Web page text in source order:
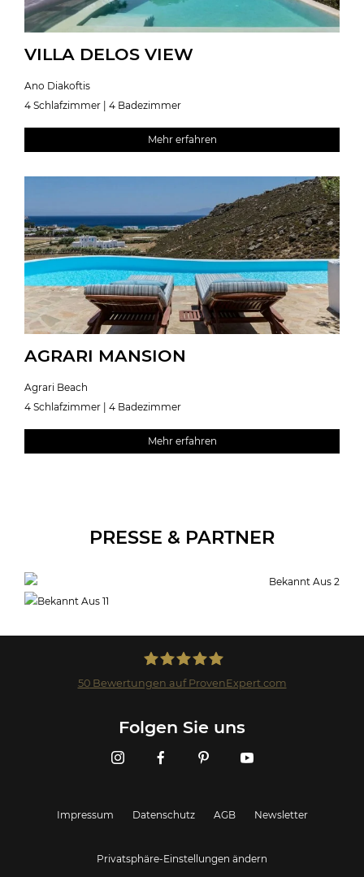
VILLA DELOS VIEW
Ano Diakoftis
4 Schlafzimmer | 4 Badezimmer
Mehr erfahren
AGRARI MANSION
Agrari Beach
4 Schlafzimmer | 4 Badezimmer
Mehr erfahren
PRESSE & PARTNER
50Bewertungen auf ProvenExpert.com
Folgen Sie uns
Impressum Datenschutz AGB Newsletter
Privatsphäre-Einstellungen ändern